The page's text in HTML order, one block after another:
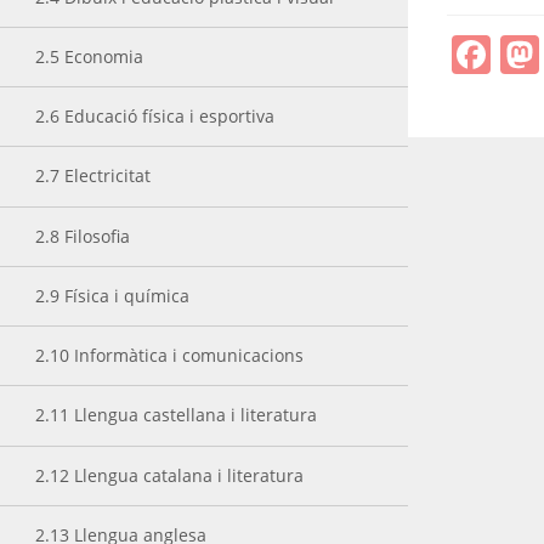
2.5 Economia
2.6 Educació física i esportiva
2.7 Electricitat
2.8 Filosofia
2.9 Física i química
2.10 Informàtica i comunicacions
2.11 Llengua castellana i literatura
2.12 Llengua catalana i literatura
2.13 Llengua anglesa